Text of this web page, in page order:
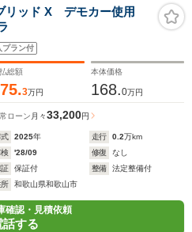
リッド X デモカー使用
プラン付
総額
3万円
本体価格
168.0万円
ローン 月々33,200円
式 2025年 走行 0.2万km
'28/09 修復
なし
証
保証付 整備
法定整備付
所
和歌山県和歌山市
確認・見積依頼
話する